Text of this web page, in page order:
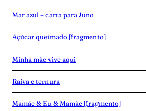
Mar azul – carta para Juno
Açúcar queimado [fragmento]
Minha mãe vive aqui
Raiva e ternura
Mamãe & Eu & Mamãe [fragmento]